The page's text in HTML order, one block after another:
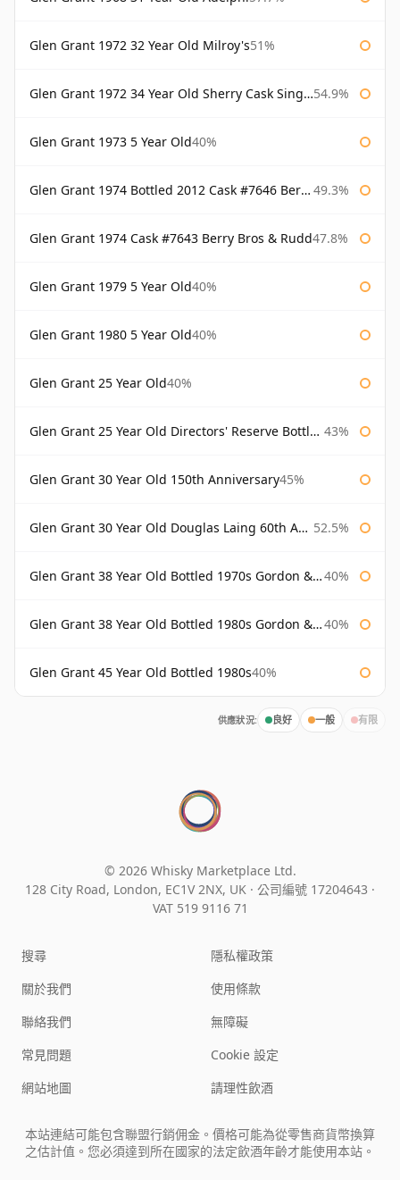
Glen Grant 1972 32 Year Old Milroy's51%
Glen Grant 1972 34 Year Old Sherry Cask Single Malts of Scotland 54.9%
Glen Grant 1973 5 Year Old40%
Glen Grant 1974 Bottled 2012 Cask #7646 Berry Bros & Rudd 49.3%
Glen Grant 1974 Cask #7643 Berry Bros & Rudd47.8%
Glen Grant 1979 5 Year Old40%
Glen Grant 1980 5 Year Old40%
Glen Grant 25 Year Old40%
Glen Grant 25 Year Old Directors' Reserve Bottled 1980s 43%
Glen Grant 30 Year Old 150th Anniversary45%
Glen Grant 30 Year Old Douglas Laing 60th Anniversary 52.5%
Glen Grant 38 Year Old Bottled 1970s Gordon & Macphail 40%
Glen Grant 38 Year Old Bottled 1980s Gordon & Macphail 40%
Glen Grant 45 Year Old Bottled 1980s40%
供應狀況: 良好 一般 有限
© 2026 Whisky Marketplace Ltd.
128 City Road, London, EC1V 2NX, UK · 公司編號 17204643 ·
VAT 519 9116 71
搜尋
關於我們
聯絡我們
常見問題
網站地圖
隱私權政策
使用條款
無障礙
Cookie 設定
請理性飲酒
本站連結可能包含聯盟行銷佣金。價格可能為從零售商貨幣換算
之估計值。您必須達到所在國家的法定飲酒年齡才能使用本站。